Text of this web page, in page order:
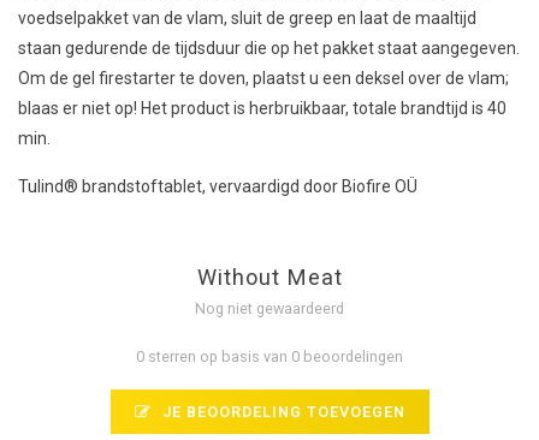
voedselpakket van de vlam, sluit de greep en laat de maaltijd
staan ​​gedurende de tijdsduur die op het pakket staat aangegeven.
Om de gel firestarter te doven, plaatst u een deksel over de vlam;
blaas er niet op! Het product is herbruikbaar, totale brandtijd is 40
min.
Tulind® brandstoftablet, vervaardigd door Biofire OÜ
Without Meat
Nog niet gewaardeerd
0 sterren op basis van 0 beoordelingen
JE BEOORDELING TOEVOEGEN